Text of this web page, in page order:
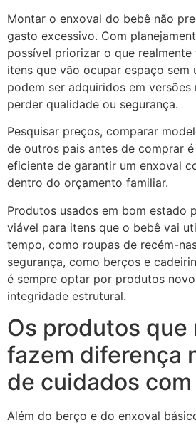
Montar o enxoval do bebê não
gasto excessivo. Com
possível priorizar o que
itens que vão ocupar espaço sem
podem ser adquiridos em versões
perder qualidade ou segurança.
Pesquisar preços, comparar
de outros pais antes de comprar
eficiente de garantir um enxoval
dentro do orçamento familiar.
Produtos usados em bom estado
viável para itens que o bebê vai
tempo, como roupas de recém-
segurança, como berços e
é sempre optar por produtos
integridade estrutural.
Os produtos que
fazem diferença
de cuidados
Além do berço e do enxoval